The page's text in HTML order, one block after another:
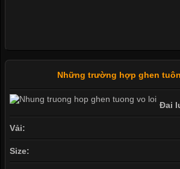
Những trường hợp ghen
Đai
Vải:
Size: